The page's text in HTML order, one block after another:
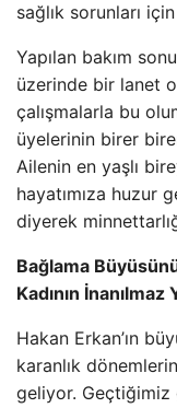
sağlık sorunları
Yapılan bakım
üzerinde bir lanet
çalışmalarla bu
üyelerinin birer
Ailenin en yaşlı
hayatımıza huzur
diyerek
Bağlama
Kadının İnanılmaz
Hakan Erkan’ın
karanlık
geliyor. Geçtiğimiz